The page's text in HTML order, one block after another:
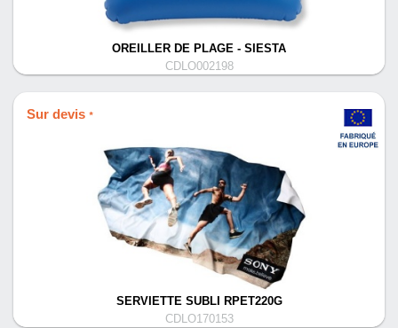
OREILLER DE PLAGE - SIESTA
CDLO002198
Sur devis *
SERVIETTE SUBLI RPET220G
CDLO170153